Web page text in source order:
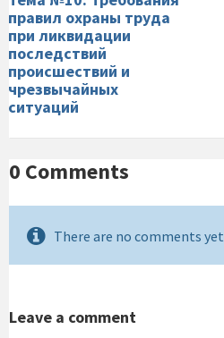
правил охраны труда
при ликвидации
последствий
происшествий и
чрезвычайных
ситуаций
0 Comments
There are no comments yet
Leave a comment